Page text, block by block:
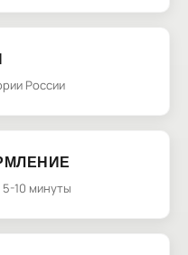
России
10 минуты